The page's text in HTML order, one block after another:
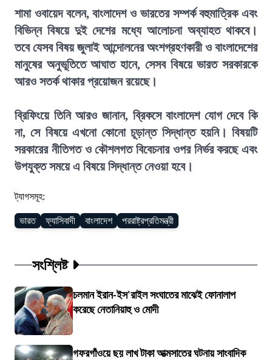
শামা ওবায়েদ বলেন, বাংলাদেশ ও ভারতের সম্পর্ক বহুমাত্রিক এবং
বিভিন্ন বিষয়ে দুই দেশের মধ্যে আলোচনা অব্যাহত থাকবে।
তবে যেসব বিষয় জুলাই আন্দোলনের অংশগ্রহণকারী ও বাংলাদেশের
মানুষের অনুভূতিতে আঘাত হানে, সেসব বিষয়ে ভারত সরকারকে
আরও সতর্ক থাকার প্রয়োজন রয়েছে।
ব্রিফিংয়ে তিনি আরও জানান, ব্রিকসে বাংলাদেশ যোগ দেবে কি
না, সে বিষয়ে এখনো কোনো চূড়ান্ত সিদ্ধান্ত হয়নি। বিষয়টি
সরকারের নীতিগত ও কৌশলগত বিবেচনার ওপর নির্ভর করছে এবং
উপযুক্ত সময়ে এ বিষয়ে সিদ্ধান্ত নেওয়া হবে।
ট্যাগসমূহ:
ভারত ফ্যাসিবাদী বাংলাদেশ পররাষ্ট্রপ্রতিমন্ত্রী
সংশ্লিষ্ট
চলমান ইরান-ইস'রাইল সংঘাতের মাঝেই ফোনালাপ
করেছে নেতানিয়াহু ও মোদী
গফরগাঁওয়ে ছয় লাখ টাকা আত্মসাতের ঘটনায় সাংবাদিক